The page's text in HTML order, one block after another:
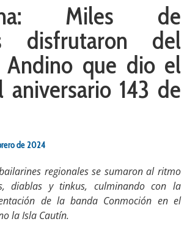
Miles de
disfrutaron del
Andino que dio el
aniversario 143 de
de 2024
regionales se sumaron al ritmo
diablas y tinkus, culminando con la
de la banda Conmoción en el
la Isla Cautín.